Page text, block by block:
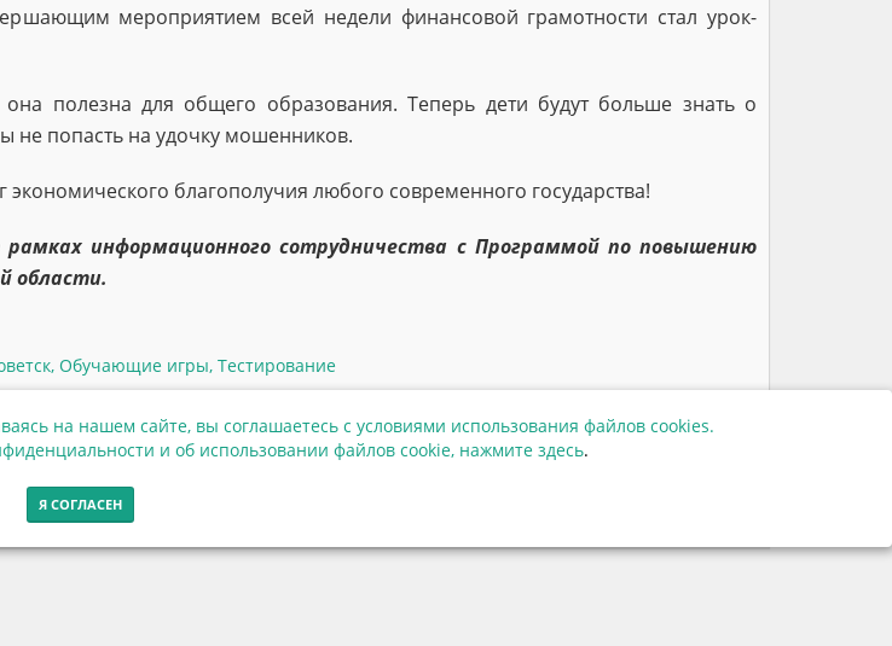
мероприятием всей недели финансовой грамотности стал урок-
полезна для общего образования. Теперь дети будут больше знать о
не попасть на удочку мошенников.
благополучия любого современного государства!
информационного сотрудничества с Программой по повышению
области.
, Обучающие игры, Тестирование
на нашем сайте, вы соглашаетесь с условиями использования файлов cookies.
и об использовании файлов cookie, нажмите здесь.
Я СОГЛАСЕН